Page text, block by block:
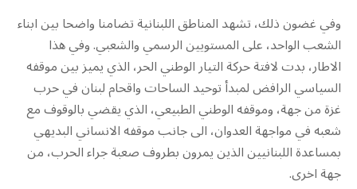
وفي غضون ذلك، تشهد المناطق اللبنانية تضامنا واضحا بين ابناء
الشعب الواحد، على المستويين الرسمي والشعبي. وفي هذا
الاطار، بدت لافتة حركة التيار الوطني الحر، الذي يميز بين موقفه
السياسي الرافض لمبدأ توحيد الساحات واقحام لبنان في حرب
غزة من جهة، وموقفه الوطني الطبيعي، الذي يقضي بالوقوف مع
شعبه في مواجهة العدوان، الى جانب موقفه الانساني البديهي
بمساعدة اللبنانيين الذين يمرون بطروف صعبة جراء الحرب، من
جهة اخرى.